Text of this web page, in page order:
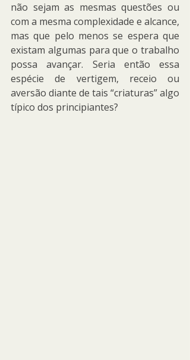
não sejam as mesmas questões ou
com a mesma complexidade e alcance,
mas que pelo menos se espera que
existam algumas para que o trabalho
possa avançar. Seria então essa
espécie de vertigem, receio ou
aversão diante de tais “criaturas” algo
típico dos principiantes?